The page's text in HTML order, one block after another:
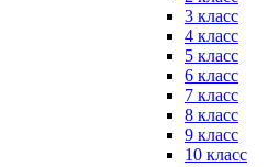
3 класс
4 класс
5 класс
6 класс
7 класс
8 класс
9 класс
10 класс